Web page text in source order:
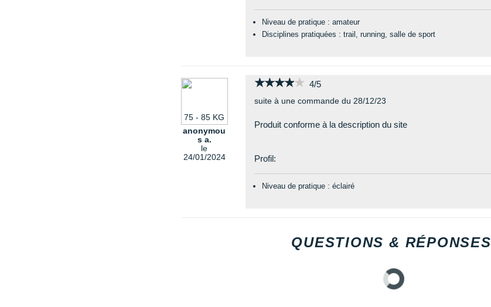
Niveau de pratique : amateur
Disciplines pratiquées : trail, running, salle de sport
75 - 85 KG
anonymou
s a.
le
24/01/2024
★★★★★
★★★★★ 4/5
suite à une commande du 28/12/23
Produit conforme à la description du site
Profil:
Niveau de pratique : éclairé
QUESTIONS & RÉPONSES